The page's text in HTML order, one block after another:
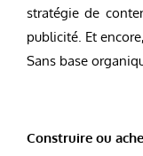
stratégie de
publicité. Et
Sans base
Construire ou